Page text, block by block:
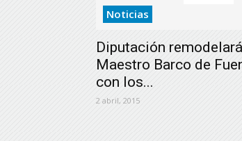
Noticias
Diputación
Maestro Barco de
con los...
2 abril, 2015